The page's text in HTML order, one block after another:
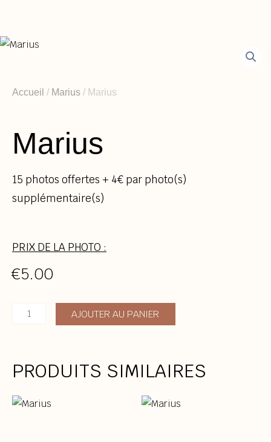
contenu
Accueil / Marius / Marius
Marius
15 photos offertes + 4€ par photo(s)
supplémentaire(s)
PRIX DE LA PHOTO :
€5.00
quantité
AJOUTER AU PANIER
PRODUITS SIMILAIRES